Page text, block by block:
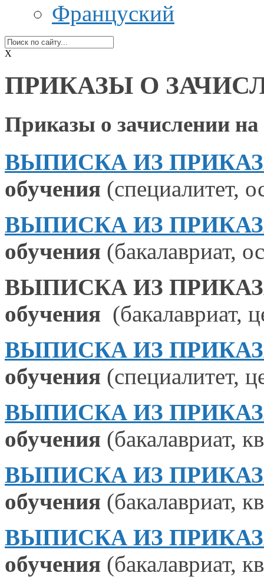
Француский
X
ПРИКАЗЫ О
Приказы о зачислении на
ВЫПИСКА ИЗ ПРИКАЗА
обучения (специалитет,
ВЫПИСКА ИЗ ПРИКАЗА
обучения (бакалавриат,
ВЫПИСКА ИЗ ПРИКАЗА
обучения (бакалавриат,
ВЫПИСКА ИЗ ПРИКАЗА
обучения (специалитет,
ВЫПИСКА ИЗ ПРИКАЗА
обучения (бакалавриат,
ВЫПИСКА ИЗ ПРИКАЗА
обучения (бакалавриат,
ВЫПИСКА ИЗ ПРИКАЗА
обучения (бакалавриат,